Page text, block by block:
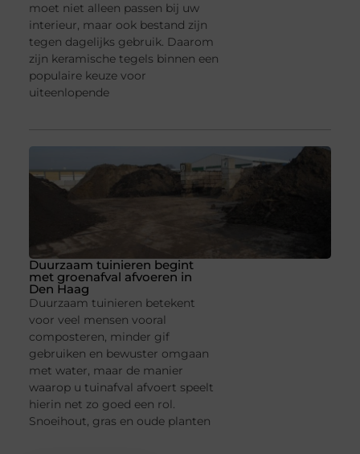
moet niet alleen passen bij uw
interieur, maar ook bestand zijn
tegen dagelijks gebruik. Daarom
zijn keramische tegels binnen een
populaire keuze voor
uiteenlopende
Duurzaam tuinieren begint
met groenafval afvoeren in
Den Haag
Duurzaam tuinieren betekent
voor veel mensen vooral
composteren, minder gif
gebruiken en bewuster omgaan
met water, maar de manier
waarop u tuinafval afvoert speelt
hierin net zo goed een rol.
Snoeihout, gras en oude planten